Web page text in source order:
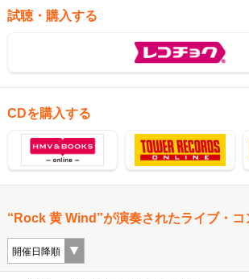
試聴・購入する
CDを購入する
“Rock 黄 Wind”が演奏されたライブ・コ